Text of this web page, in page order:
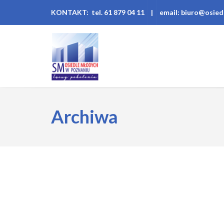
KONTAKT: tel. 61 879 04 11 | email:
Archiwa